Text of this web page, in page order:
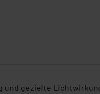
gezielte